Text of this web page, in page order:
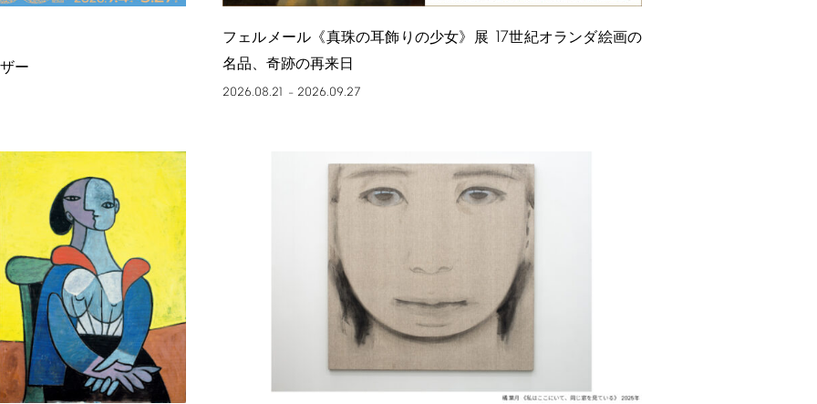
ー
フェルメール《真珠の耳飾りの少女》展 17世紀オランダ絵画の
名品、奇跡の再来日
2026.08.21 – 2026.09.27